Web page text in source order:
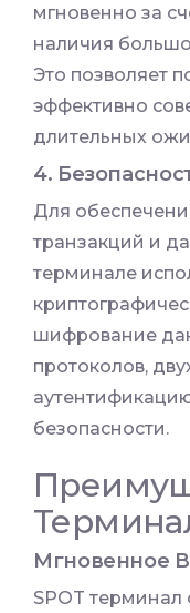
мгновенно за
наличия
Это позволяет
эффективно
длительных
4.
Для
транзакций и
терминале
шифрование
протоколов,
безопасности.
Мгновенное
SPOT терминал